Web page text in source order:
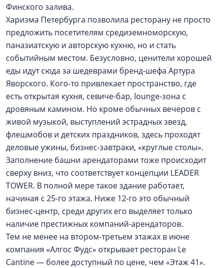
Финского залива.
Харизма Петербурга позволила ресторану не просто
предложить посетителям средиземноморскую,
паназиатскую и авторскую кухню, но и стать
событийным местом. Безусловно, ценители хорошей
еды идут сюда за шедеврами бренд-шефа Артура
Яворского. Кого-то привлекает пространство, где
есть открытая кухня, севиче-бар, lounge-зона с
дровяным камином. Но кроме обычных вечеров с
живой музыкой, выступлений эстрадных звезд,
флешмобов и детских праздников, здесь проходят
деловые ужины, бизнес-завтраки, «круглые столы».
Заполнение башни арендаторами тоже происходит
сверху вниз, что соответствует концепции LEADER
TOWER. В полной мере такое здание работает,
начиная с 25-го этажа. Ниже 12-го это обычный
бизнес-центр, среди других его выделяет только
наличие престижных компаний-арендаторов.
Тем не менее на втором-третьем этажах в июне
компания «Алгос Фудс» открывает ресторан Le
Cantine — ​более доступный по цене, чем «Этаж 41».